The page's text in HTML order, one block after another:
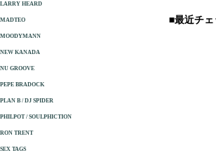
■最近チ
LARRY HEARD
MADTEO
MOODYMANN
NEW KANADA
NU GROOVE
PEPE BRADOCK
PLAN B / DJ SPIDER
PHILPOT / SOULPHICTION
RON TRENT
SEX TAGS